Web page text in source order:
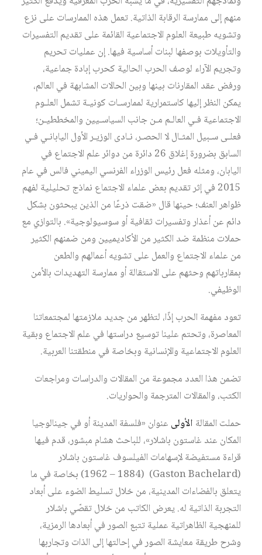
منهم إلى ممارسة الرقابة الذاتية. تعمل هذه الممارسات على نزع
وتشويه طبيعة العلوم الاجتماعية القائمة على تقديم التفسيرات
والتأويلات بوصفها لبنات أساسية فيها. إن عمليات تحريم
وتجريم الآراء لوصف الحرب الحالية كحرب إبادة جماعية،
ورفض عقد المقارنات بينها وبين الحالات المشابهة في العالم،
يمكن النظر إليها كاستمرارية لممارسـات كونيـة تشمل العلـوم
الاجتماعية فـي العالـم مـن جانب السياسـيين والمخططيـن؛
فعلـى سـبيل المثـال لا الحصـر، نـادى الوزيـر الأول اليابانـي فـي
السابق بضرورة إغلاق 26 دائرة من دوائر علم الاجتماع في
اليابان، ومثله فعل رئيس الوزراء الفرنسي اليميني فالس في عام
2015 في إثر تقديم بعض علماء الاجتماع نماذج تحليلية لفهم
ظواهر العنف؛ حينها قال «ضقت ذرعًا من الذين يبحثون بشكل
دائم عن أعذار وتفسيرات ثقافية أو سوسيولوجية». بالتوازي مع
حملات منظمة ضد الكثير من الأكاديميين ومن ضمنهم الكثير
من علماء الاجتماع والعمل على تشويه أعمالهم والطعن
بمقارباتهم وحثهم على الاستقالة أو ممارسة التهديدات بالأمن
الوظيفي.
تعود مفهمة الحرب إذًا، لتظهر من جديد ملازمتها لمجتمعاتنا
المعاصرة، وتحتم علينا توسيع دراستها في علم الاجتماع وبقية
العلوم الاجتماعية والإنسانية وبخاصة في منطقتنا العربية.
تضمن هذا العدد مجموعة من المقالات والدراسات ومراجعات
الكتب، والمقالات المترجمة والحواريات.
حملت المقالة الأولى عنوان «فلسفة المدينة أو في جينالوجيا
المكان عند غاستون باشلار»، للباحث هشام مبشور، قدم فيها
قراءة مستفيضة لإسهامات الفيلسوف غاستون باشلار
(Gaston Bachelard) (1962 – 1884) بخاصة في ما
يتعلق بالفضاءات المدينية، من خلال تسليط الضوء على أبعاد
التجربة الذاتية له. يعرض الكاتب من خلال تقصّي باشلار
للمنهجية الظاهراتية عملية تتبع الصور في أبعادها الرمزية،
وشرح طريقة معايشة الصور في إحالتها إلى الذات وتجاربها